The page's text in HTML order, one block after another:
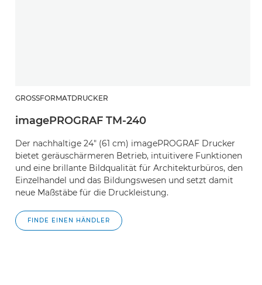
GROSSFORMATDRUCKER
imagePROGRAF TM-240
Der nachhaltige 24" (61 cm) imagePROGRAF Drucker
bietet geräuschärmeren Betrieb, intuitivere Funktionen
und eine brillante Bildqualität für Architekturbüros, den
Einzelhandel und das Bildungswesen und setzt damit
neue Maßstäbe für die Druckleistung.
FINDE EINEN HÄNDLER